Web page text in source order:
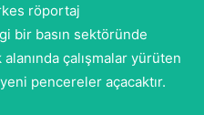
röportaj
bir basın sektöründe
çalışmalar yürüten
pencereler açacaktır.